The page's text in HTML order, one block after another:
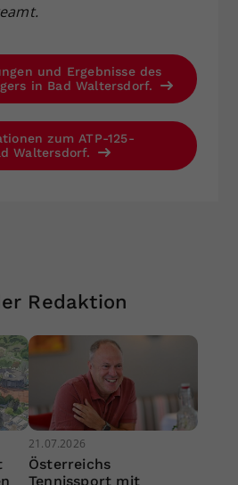
und Ergebnisse des
in Bad Waltersdorf.
zum ATP-125-
Waltersdorf.
Redaktion
21.07.2026
Österreichs
Tennissport mit